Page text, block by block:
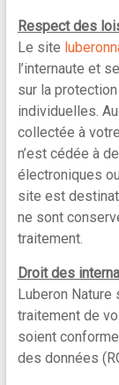
Respect des
Le site
l’internaute et
sur la
individuelles.
collectée à
n’est cédée à
électroniques
site est
ne sont
traitement.
Droit des
Luberon Nature
traitement de
soient
des données